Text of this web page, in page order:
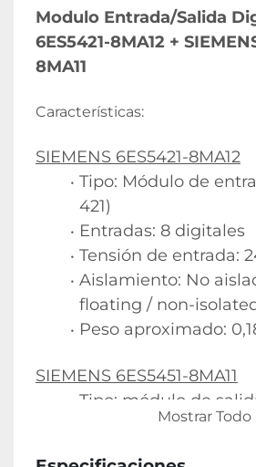
Modulo Entrada/Salida
6ES5421-8MA12 +
8MA11
Características:
SIEMENS 6ES5421-8MA12
Tipo: Módulo de
421)
Entradas: 8 digitales
Tensión de entrada:
Aislamiento: No
floating / non-
Peso aproximado:
SIEMENS 6ES5451-8MA11
Tipo: módulo de
Mostrar Todo